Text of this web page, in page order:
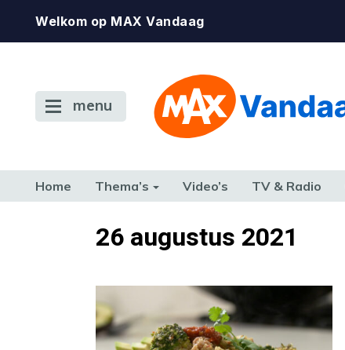
Welkom op MAX Vandaag
menu
Home Thema’s Video’s TV & Radio
TERUG NAAR TOEN26 augustus 2021